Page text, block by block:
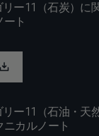
ー11（石炭）に
ート
ー11（石油・天
ニカルノート